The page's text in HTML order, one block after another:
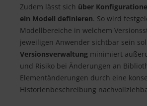
Zudem lässt sich über
ein Modell definieren. So wird
Modellbereiche in welchem
jeweiligen Anwender sichtbar sein
Versionsverwaltung minimiert
und Risiko bei Änderungen an
Elementänderungen durch eine
Historienbeschreibung